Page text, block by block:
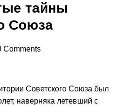
тайны
Союза
Comments
Советского Союза был
наверняка летевший с